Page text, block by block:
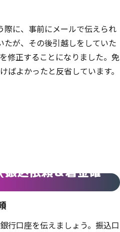
際に、事前にメールで伝えられ
たが、その後引越しをしていた
修正することになりました。免
ばよかったと反省しています。
振込依頼＆着金確
行口座を伝えましょう。振込口